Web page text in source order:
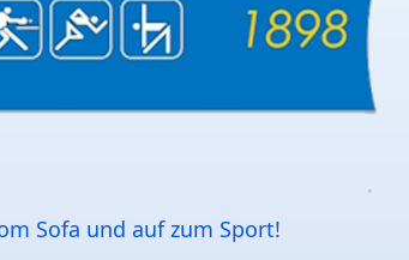
Sofa und auf zum Sport!